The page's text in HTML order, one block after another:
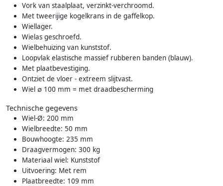
Vork van staalplaat, verzinkt-verchroomd.
Met tweerijige kogelkrans in de gaffelkop.
Wiellager.
Wielas geschroefd.
Wielbehuizing van kunststof.
Loopvlak elastische massief rubberen banden (blauw).
Met plaatbevestiging.
Ontziet de vloer - extreem slijtvast.
Wiel ∅ 100 mm = met draadbescherming
Technische gegevens
Wiel-Ø: 200 mm
Wielbreedte: 50 mm
Bouwhoogte: 235 mm
Draagvermogen: 300 kg
Materiaal wiel: Kunststof
Uitvoering: Met rem
Plaatbreedte: 109 mm